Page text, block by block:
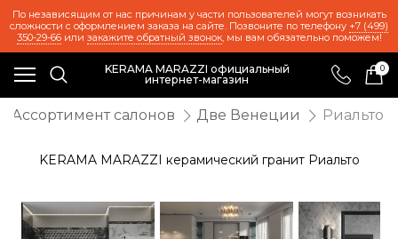
По независящим от нас причинам у части пользователей могут возникать
сложности с оформлением заказа на сайте. Позвоните по телефону +7 (499)
350-29-66или закажите обратный звонок, мы вам обязательно поможем!
KERAMA MARAZZI официальный
интернет-магазин
0
Ассортимент салонов Две Венеции Риальто
KERAMA MARAZZI керамический гранит Риальто